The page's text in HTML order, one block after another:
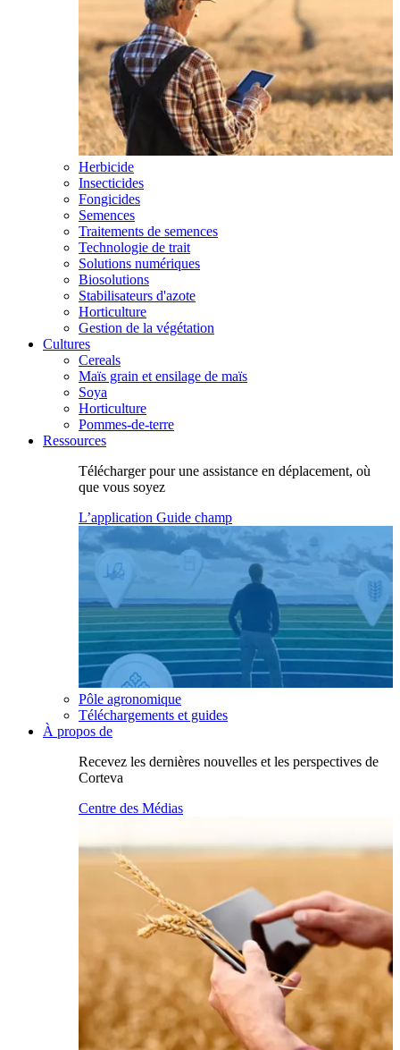
Herbicide
Insecticides
Fongicides
Semences
Traitements de semences
Technologie de trait
Solutions numériques
Biosolutions
Stabilisateurs d'azote
Horticulture
Gestion de la végétation
Cultures
Cereals
Maïs grain et ensilage de maïs
Soya
Horticulture
Pommes-de-terre
Ressources
Télécharger pour une assistance en déplacement, où
que vous soyez
L’application Guide champ
Pôle agronomique
Téléchargements et guides
À propos de
Recevez les dernières nouvelles et les perspectives de
Corteva
Centre des Médias